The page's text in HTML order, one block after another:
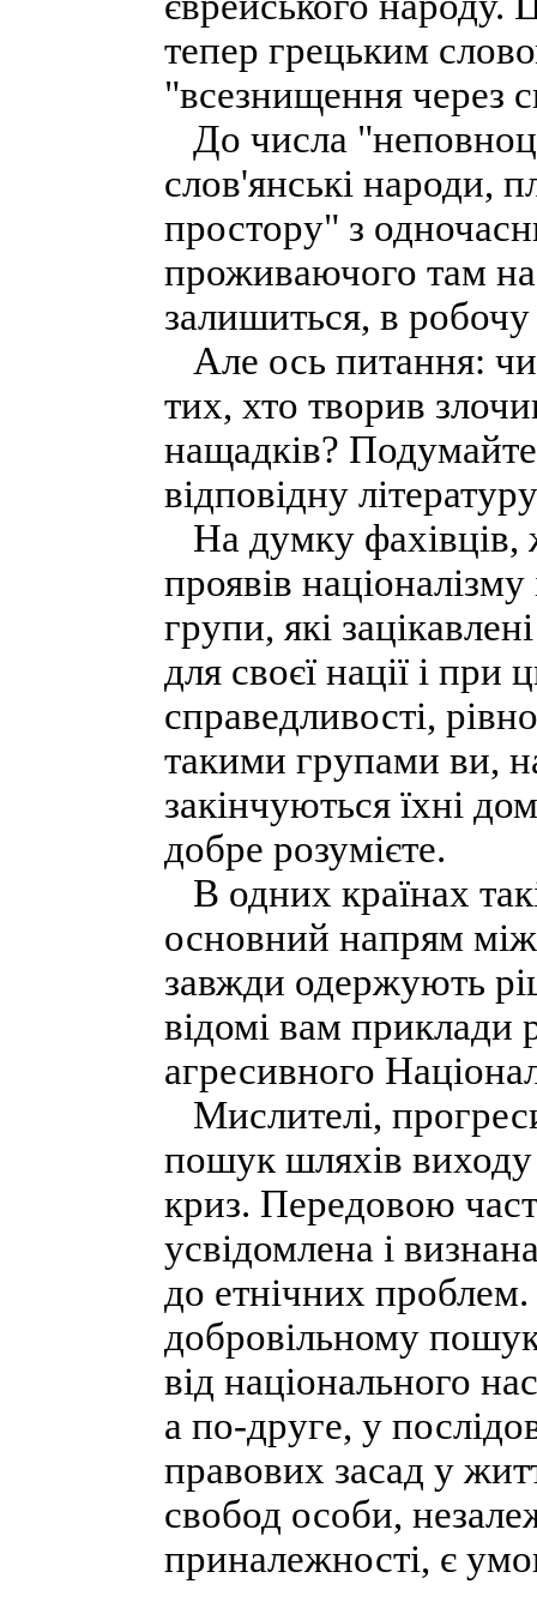
тепер грецьким
"всезнищення через
До числа
слов'янські народи,
простору" з
проживаючого там
залишиться, в
Але ось питання:
тих, хто творив
нащадків?
відповідну
На думку фахівців,
проявів
групи, які
для своєї нації і
справедливості,
такими групами ви,
закінчуються їхні
добре розумієте.
В одних країнах
основний напрям
завжди одержують
відомі вам приклади
агресивного
Мислителі,
пошук шляхів
криз. Передовою
усвідомлена і
до етнічних
добровільному
від національного
а по-друге, у
правових засад у
свобод особи,
приналежності, є